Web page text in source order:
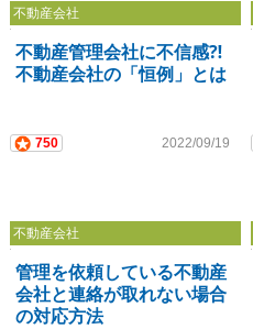
不動産会社
不動産管理会社に不信感⁈
不動産会社の「恒例」とは
750 2022/09/19
不動産会社
管理を依頼している不動産
会社と連絡が取れない場合
の対応方法